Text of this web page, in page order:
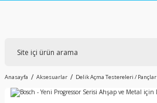
Anasayfa Aksesuarlar Delik Açma Testereleri / Pançlar